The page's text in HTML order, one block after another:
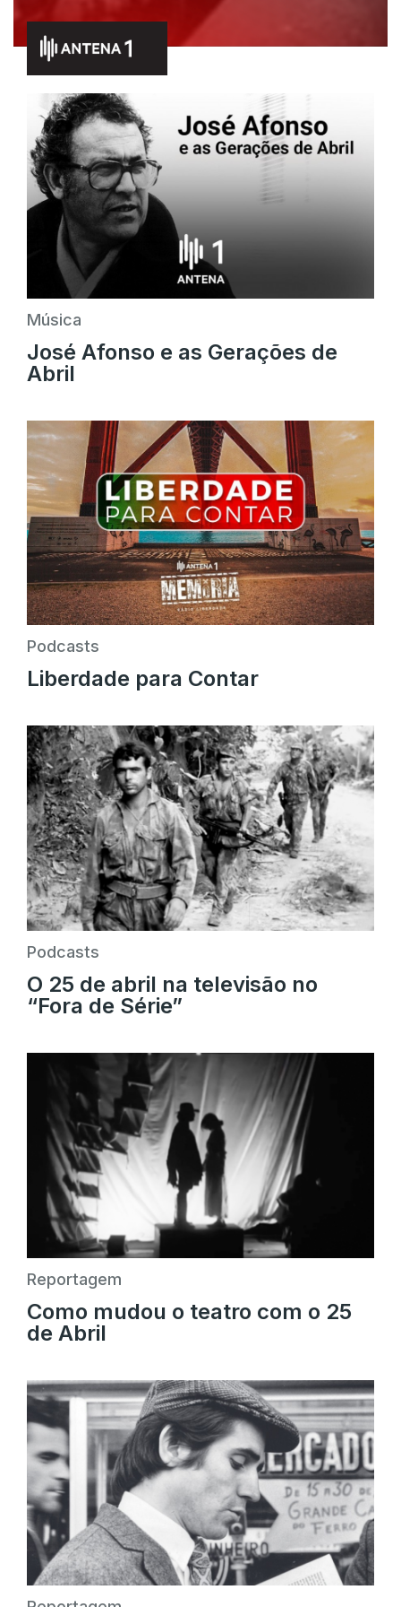
Música
José Afonso e as Gerações de
Abril
Podcasts
Liberdade para Contar
Podcasts
O 25 de abril na televisão no
“Fora de Série”
Reportagem
Como mudou o teatro com o 25
de Abril